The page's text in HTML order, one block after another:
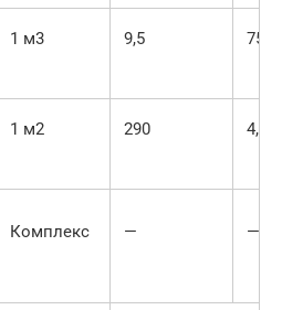
1 м3 9,5 75
1 м2 290 4,3
Комплекс — —